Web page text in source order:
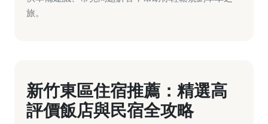
旅。
新竹東區住宿推薦：精選高
評價飯店與民宿全攻略